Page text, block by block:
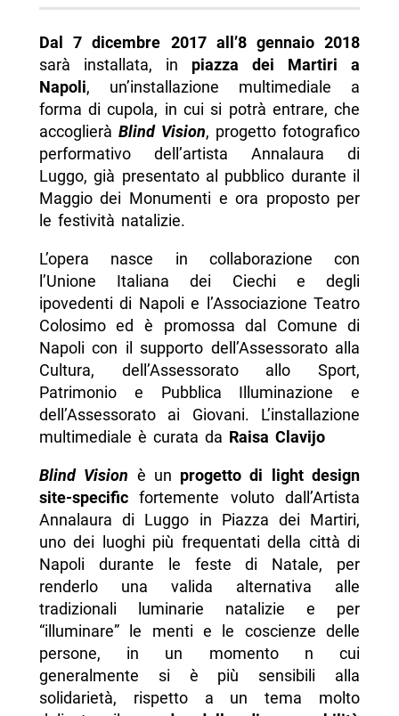
Dal 7 dicembre 2017 all’8 gennaio 2018
sarà installata, in piazza dei Martiri a
Napoli, un’installazione multimediale a
forma di cupola, in cui si potrà entrare, che
accoglierà Blind Vision, progetto fotografico
performativo dell’artista Annalaura di
Luggo, già presentato al pubblico durante il
Maggio dei Monumenti e ora proposto per
le festività natalizie.
L’opera nasce in collaborazione con
l’Unione Italiana dei Ciechi e degli
ipovedenti di Napoli e l’Associazione Teatro
Colosimo ed è promossa dal Comune di
Napoli con il supporto dell’Assessorato alla
Cultura, dell’Assessorato allo Sport,
Patrimonio e Pubblica Illuminazione e
dell’Assessorato ai Giovani. L’installazione
multimediale è curata da Raisa Clavijo
Blind Vision è un progetto di light design
site-specificfortemente voluto dall’Artista
Annalaura di Luggo in Piazza dei Martiri,
uno dei luoghi più frequentati della città di
Napoli durante le feste di Natale, per
renderlo una valida alternativa alle
tradizionali luminarie natalizie e per
“illuminare” le menti e le coscienze delle
persone, in un momento n cui
generalmente si è più sensibili alla
solidarietà, rispetto a un tema molto